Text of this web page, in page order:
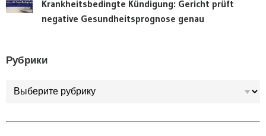
Krankheitsbedingte Kündigung: Gericht prüft
negative Gesundheitsprognose genau
Рубрики
Рубрики